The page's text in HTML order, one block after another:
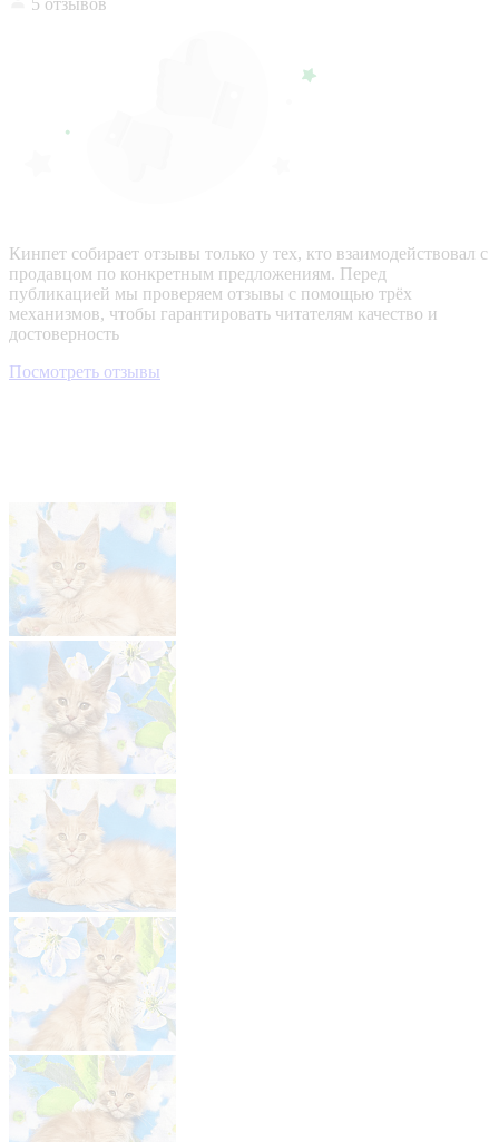
Кинпет собирает отзывы только у тех, кто взаимодействовал с
продавцом по конкретным предложениям. Перед
публикацией мы проверяем отзывы с помощью трёх
механизмов, чтобы гарантировать читателям качество и
достоверность
Посмотреть отзывы